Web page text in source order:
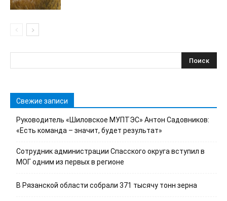
Свежие записи
Руководитель «Шиловское МУПТЭС» Антон Садовников:
«Есть команда – значит, будет результат»
Сотрудник администрации Спасского округа вступил в
МОГ одним из первых в регионе
В Рязанской области собрали 371 тысячу тонн зерна